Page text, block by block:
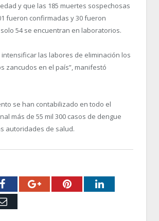
y que las 185 muertes sospechosas
fueron confirmadas y 30 fueron
54 se encuentran en laboratorios.
intensificar las labores de eliminación los
zancudos en el país”, manifestó
se han contabilizado en todo el
más de 55 mil 300 casos de dengue
autoridades de salud.
FacebookGoogle+PinterestLinkedIn
Email